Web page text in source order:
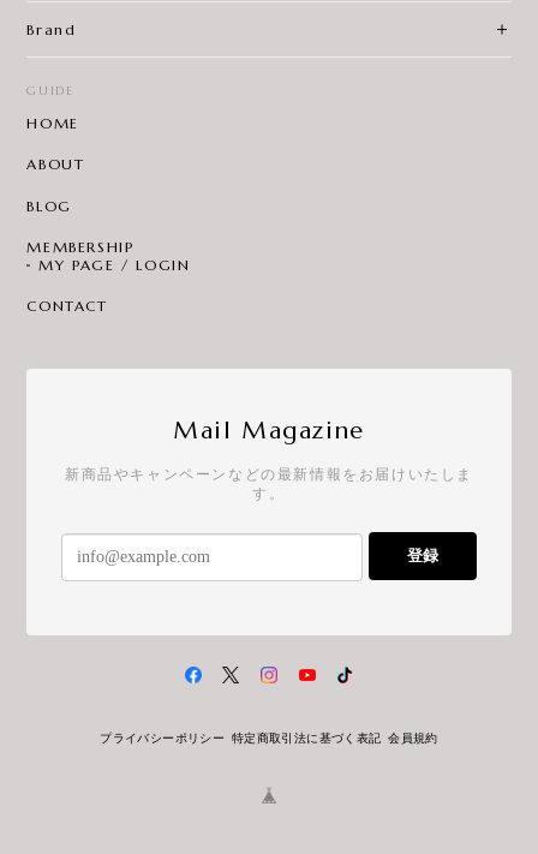
Brand
GUIDE
HOME
ABOUT
BLOG
MEMBERSHIP
MY PAGE / LOGIN
CONTACT
Mail Magazine
新商品やキャンペーンなどの最新情報をお届けいたしま
す。
登録
プライバシーポリシー 特定商取引法に基づく表記 会員規約